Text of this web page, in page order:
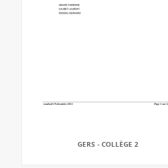
GERS - COLLÈGE 2